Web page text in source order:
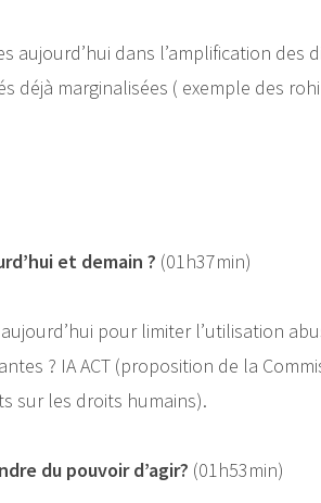
aujourd’hui dans l’amplification des
déjà marginalisées ( exemple des
et demain ? (01h37min)
pour limiter l’utilisation
? IA ACT (proposition de la
sur les droits humains).
du pouvoir d’agir? (01h53min)